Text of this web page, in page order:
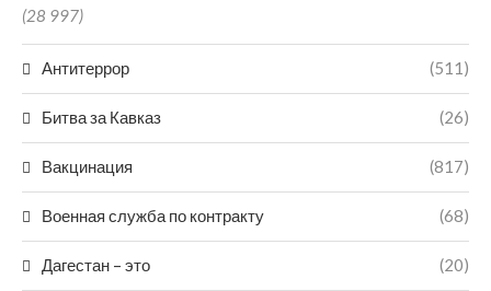
(28 997)
Антитеррор (511)
Битва за Кавказ (26)
Вакцинация (817)
Военная служба по контракту (68)
Дагестан – это (20)